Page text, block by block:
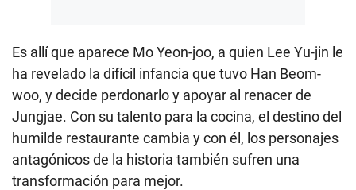
Es allí que aparece Mo Yeon-joo, a quien Lee Yu-jin le
ha revelado la difícil infancia que tuvo Han Beom-
woo, y decide perdonarlo y apoyar al renacer de
Jungjae. Con su talento para la cocina, el destino del
humilde restaurante cambia y con él, los personajes
antagónicos de la historia también sufren una
transformación para mejor.